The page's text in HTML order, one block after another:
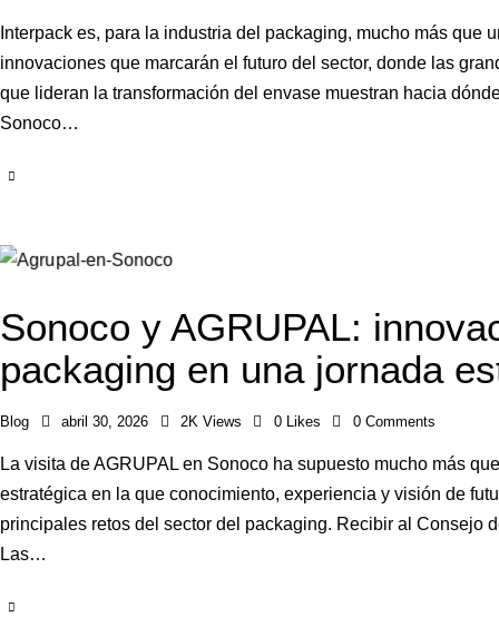
Interpack es, para la industria del packaging, mucho más que
innovaciones que marcarán el futuro del sector, donde las
que lideran la transformación del envase muestran hacia
Sonoco…
Sonoco y AGRUPAL:
packaging en una jornada
Blog abril 30, 2026 2K Views 0 Likes 0 Comments
La visita de AGRUPAL en Sonoco ha supuesto mucho más
estratégica en la que conocimiento, experiencia y visión de
principales retos del sector del packaging. Recibir al Consejo
Las…